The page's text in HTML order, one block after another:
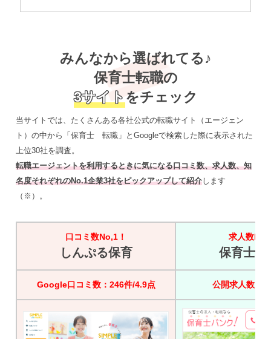
みんなから選ばれてる♪
保育士転職の
3サイト をチェック
当サイトでは、たくさんある各社公式の転職サイト（エージェン
ト）の中から「保育士 転職」とGoogleで検索した際に表示された
上位30社を調査。
転職エージェントを利用するときに気になる口コミ数、求人数、知
名度それぞれのNo.1企業3社をピックアップして紹介します
（※）。
口コミ数No,1！
しんぷる保育
求人数
保育士バ
Google口コミ数：246件/4.9点 公開求人数：